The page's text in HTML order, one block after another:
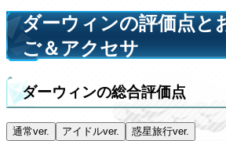
ダーウィンの評価点と
ご＆アクセサ
ダーウィンの総合評価点
通常ver. アイドルver. 惑星旅行ver.